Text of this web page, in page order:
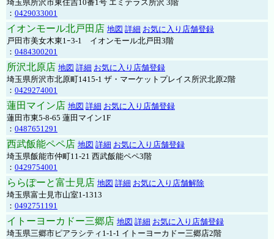
埼玉県所沢市東住吉10番1号 エミテラス所沢 3階
： 0429033001
イオンモール北戸田店 地図 詳細 お気に入り店舗登録
戸田市美女木東1ｰ3‐1 イオンモール北戸田3階
： 0484300201
所沢北原店 地図 詳細 お気に入り店舗登録
埼玉県所沢市北原町1415-1 ザ・マーケットプレイス所沢北原2階
： 0429274001
蓮田マイン店 地図 詳細 お気に入り店舗登録
蓮田市東5-8-65 蓮田マイン1F
： 0487651291
西武飯能ペペ店 地図 詳細 お気に入り店舗登録
埼玉県飯能市仲町11-21 西武飯能ペペ3階
： 0429754001
ららぽーと富士見店 地図 詳細 お気に入り店舗解除
埼玉県富士見市山室1-1313
： 0492751191
イトーヨーカドー三郷店 地図 詳細 お気に入り店舗登録
埼玉県三郷市ピアラシティ1-1-1 イトーヨーカドー三郷店2階